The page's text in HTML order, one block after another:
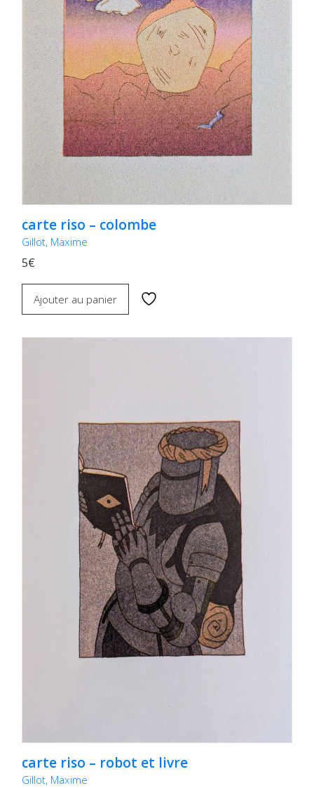
carte riso – colombe
Gillot, Maxime
5€
Ajouter au panier
carte riso – robot et livre
Gillot, Maxime